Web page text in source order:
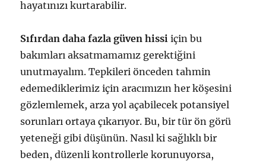
hayatınızı kurtarabilir.
Sıfırdan daha fazla güven hissi için bu
bakımları aksatmamamız gerektiğini
unutmayalım. Tepkileri önceden tahmin
edemediklerimiz için aracımızın her köşesini
gözlemlemek, arza yol açabilecek potansiyel
sorunları ortaya çıkarıyor. Bu, bir tür ön görü
yeteneği gibi düşünün. Nasıl ki sağlıklı bir
beden, düzenli kontrollerle korunuyorsa,